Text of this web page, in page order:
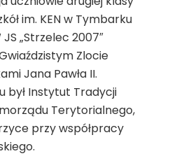
im. KEN w Tymbarku
„Strzelec 2007″
Zlocie
Jana Pawła II.
był Instytut Tradycji
Terytorialnego,
przy współpracy